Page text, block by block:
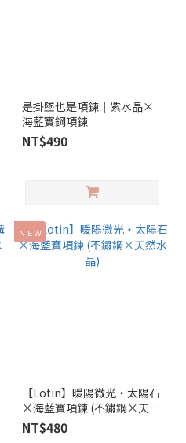
是掛墜也是項鍊｜紫水晶×
海藍寶鋼項鍊
NT$490
ＮＥＷ
【Lotin】暖陽微光‧太陽石
×海藍寶項鍊 (不鏽鋼×天然
水晶)
NT$480